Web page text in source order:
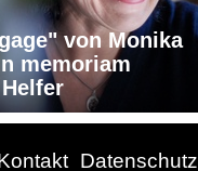
von Monika
memoriam
Datenschutz